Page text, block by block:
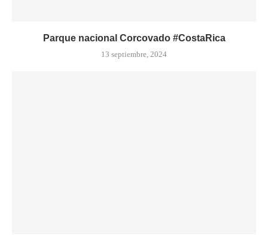
Parque nacional Corcovado #CostaRica
13 septiembre, 2024